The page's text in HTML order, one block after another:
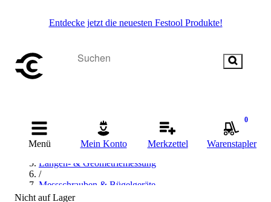
Entdecke jetzt die neuesten Festool Produkte!
Menü Mein Konto Merkzettel
0
Warenstapler
Startseite
/
Messen & Prüfen
Längen- & Geometriemessung
/
Messschrauben & Bügelgeräte
/
Nicht auf Lager